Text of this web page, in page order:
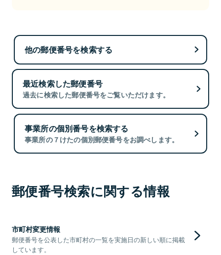
他の郵便番号を検索する
最近検索した郵便番号
過去に検索した郵便番号をご覧いただけます。
事業所の個別番号を検索する
事業所の７けたの個別郵便番号をお調べします。
郵便番号検索に関する情報
市町村変更情報
郵便番号を公表した市町村の一覧を実施日の新しい順に掲載
しています。